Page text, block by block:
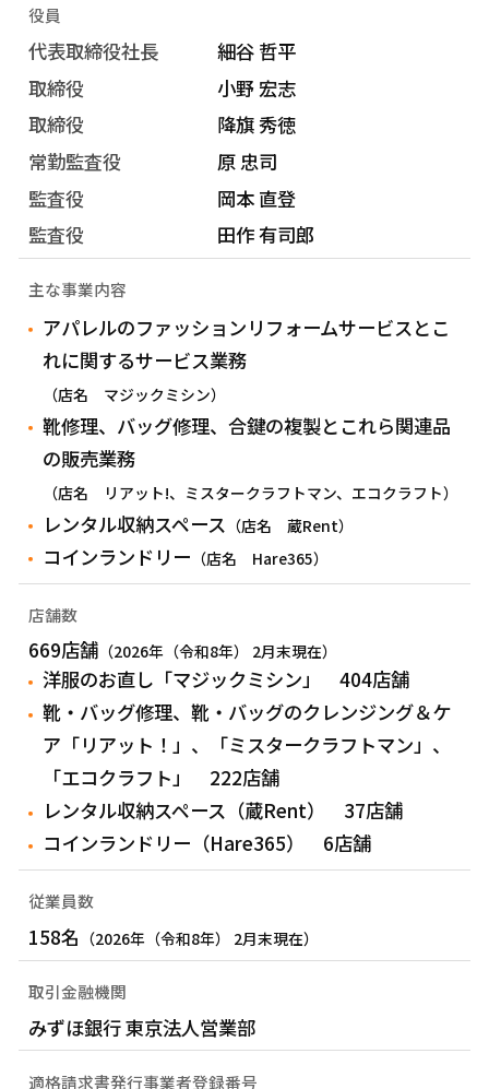
役員
代表取締役社長
細谷 哲平
取締役
小野 宏志
取締役
降旗 秀徳
常勤監査役
原 忠司
監査役
岡本 直登
監査役
田作 有司郎
主な事業内容
アパレルのファッションリフォームサービスとこ
れに関するサービス業務
（店名 マジックミシン）
靴修理、バッグ修理、合鍵の複製とこれら関連品
の販売業務
（店名 リアット!、ミスタークラフトマン、エコクラフト）
レンタル収納スペース （店名 蔵Rent）
コインランドリー （店名 Hare365）
店舗数
669店舗（2026年（令和8年） 2月末現在）
洋服のお直し「マジックミシン」 404店舗
靴・バッグ修理、靴・バッグのクレンジング＆ケ
ア「リアット！」、「ミスタークラフトマン」、
「エコクラフト」 222店舗
レンタル収納スペース（蔵Rent） 37店舗
コインランドリー（Hare365） 6店舗
従業員数
158名 （2026年（令和8年） 2月末現在）
取引金融機関
みずほ銀行 東京法人営業部
適格請求書発行事業者登録番号